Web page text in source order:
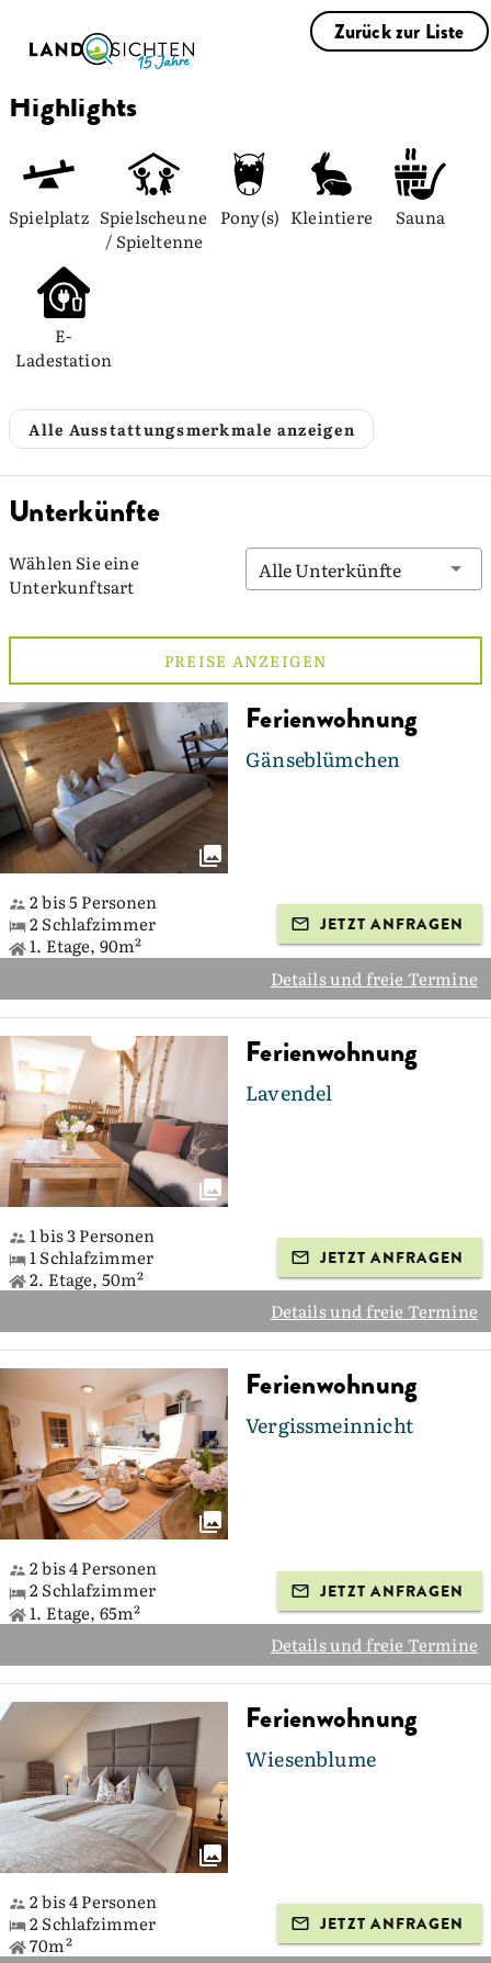
Zurück zur Liste
Highlights
Spielplatz Spielscheune
/ Spieltenne
Pony(s) Kleintiere Sauna
E-
Ladestation
Alle Ausstattungsmerkmale anzeigen
Unterkünfte
Wählen Sie eine
Unterkunftsart
Alle Unterkünfte
PREISE ANZEIGEN
Ferienwohnung
Gänseblümchen
2 bis 5 Personen
2 Schlafzimmer
1. Etage, 90m²
JETZT ANFRAGEN
Details und freie Termine
Ferienwohnung
Lavendel
1 bis 3 Personen
1 Schlafzimmer
2. Etage, 50m²
JETZT ANFRAGEN
Details und freie Termine
Ferienwohnung
Vergissmeinnicht
2 bis 4 Personen
2 Schlafzimmer
1. Etage, 65m²
JETZT ANFRAGEN
Details und freie Termine
Ferienwohnung
Wiesenblume
2 bis 4 Personen
2 Schlafzimmer
70m²
JETZT ANFRAGEN